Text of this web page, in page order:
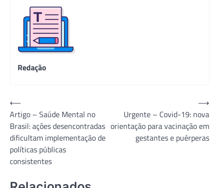
Redação
Navegação
de
Post
⟵
Artigo – Saúde Mental no
Brasil: ações desencontradas
dificultam implementação de
políticas públicas
consistentes
Urgente – Covid-19: nova
orientação para vacinação em
gestantes e puérperas
⟶